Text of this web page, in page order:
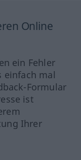
Online
ein Fehler
einfach mal
Formular
ist
Ihrer